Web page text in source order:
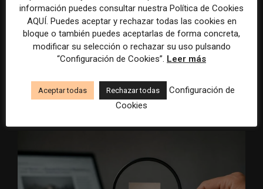
Audiencia 31 julio, 2026
A.G. Sulzberger: «La inteligencia artificial
necesita al periodismo, pero puede
destruir su modelo económico»
LO MÁS LEÍDO
información puedes consultar nuestra Política de Cookies
AQUÍ. Puedes aceptar y rechazar todas las cookies en
bloque o también puedes aceptarlas de forma concreta,
modificar su selección o rechazar su uso pulsando
“Configuración de Cookies”. Leer más
Aceptar todas Rechazar todas
Configuración de
Cookies